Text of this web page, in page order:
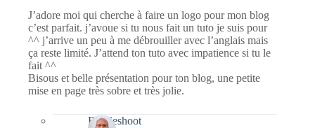
J’adore moi qui cherche à faire un logo pour mon blog
c’est parfait. j’avoue si tu nous fait un tuto je suis pour
^^ j’arrive un peu à me débrouiller avec l’anglais mais
ça reste limité. J’attend ton tuto avec impatience si tu le
fait ^^
Bisous et belle présentation pour ton blog, une petite
mise en page très sobre et très jolie.
Bernieshoot